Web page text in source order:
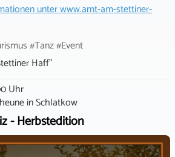
unterwww.amt-am-stettiner-
#Tanz #Event
Haff"
Uhr
inSchlatkow
- Herbstedition